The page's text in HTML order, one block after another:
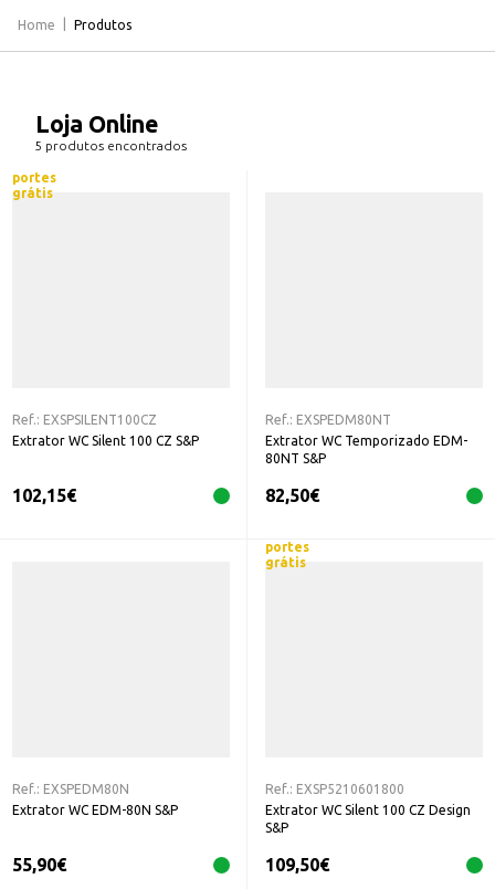
Home Produtos
Loja Online
5 produtos encontrados
portes
grátis
Ref.: EXSPSILENT100CZ
Extrator WC Silent 100 CZ S&P
102,15€
Ref.: EXSPEDM80NT
Extrator WC Temporizado EDM-
80NT S&P
82,50€
Ref.: EXSPEDM80N
Extrator WC EDM-80N S&P
55,90€
portes
grátis
Ref.: EXSP5210601800
Extrator WC Silent 100 CZ Design
S&P
109,50€